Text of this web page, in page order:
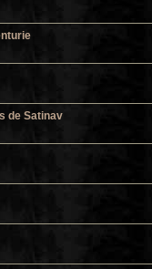
de Satinav